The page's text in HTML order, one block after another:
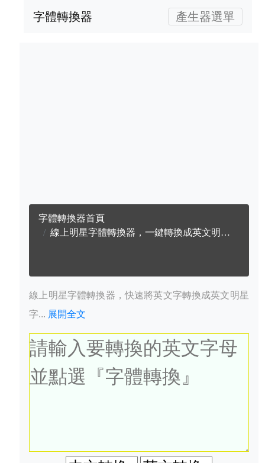
字體轉換器 產生器選單
字體轉換器首頁
線上明星字體轉換器，一鍵轉換成英文明星字體
線上明星字體轉換器，快速將英文字轉換成英文明星
字... 展開全文